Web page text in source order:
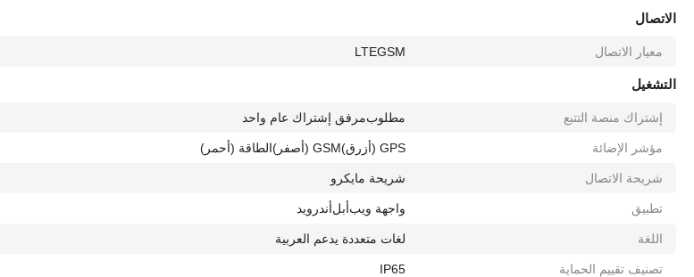
الاتصال
معيار الاتصال GSM
LTE
التشغيل
إشتراك منصة التتبع مطلوبمرفق إشتراك عام واحد
مؤشر الإضائة GPS (أزرق) GSM (أصفر) الطاقة (أحمر)
شريحة الاتصال شريحة مايكرو
تطبيق واجهة ويبأبلأندرويد
اللغة لغات متعددة يدعم العربية
تصنيف تقييم الحماية IP65